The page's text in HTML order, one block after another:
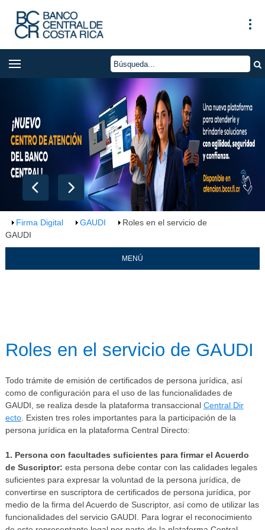
Firma Digital GAUDI
Roles en el servicio de
GAUDI
MENÚ
Roles en el servicio de GAUDI​​​
Todo trámite de emisión de certificados de persona jurídica, así
como de configuración para el uso de las funcionalidades de
GAUDI, se realiza desde la plataforma transaccional Central Dir​
ecto. Existen tres roles importantes para la participación de la
persona jurídica en la plataforma Central Directo:
1. Persona con facultades suficientes para firmar el Acuerdo
de Suscriptor: esta persona debe contar con las calidades legales
suficientes para expresar la voluntad de la persona jurídica, de
convertirse en suscriptora de certificados de persona jurídica, por
medio de la firma del Acuerdo de Suscriptor, así como de utilizar las
funcionalidades del servicio GAUDI. Para lograr el reconocimiento